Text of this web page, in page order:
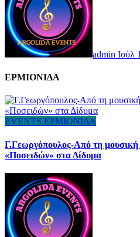
admin Ιούλ
ΕΡΜΙΟΝΙΔΑ
EVENTS ΕΡΜΙΟΝΙΔΑ
Γ.Γεωργόπουλος-Από τη
«Ποσειδών» στα Δίδυμα